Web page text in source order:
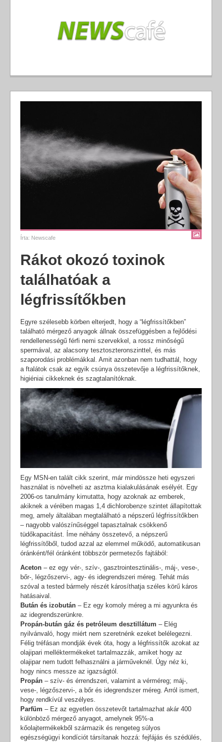
Írta: Newscafe
Rákot okozó toxinok
találhatóak a
légfrissítőkben
Egyre szélesebb körben elterjedt, hogy a “légfrissítőkben”
található mérgező anyagok állnak összefüggésben a fejlődési
rendellenességű férfi nemi szervekkel, a rossz minőségű
spermával, az alacsony tesztoszteronszinttel, és más
szaporodási problémákkal. Amit azonban nem tudhattál, hogy
a ftalátok csak az egyik csúnya összetevője a légfrissítőknek,
higiéniai cikkeknek és szagtalanítóknak.
Egy MSN-en talált cikk szerint, már mindössze heti egyszeri
használat is növelheti az asztma kialakulásának esélyét. Egy
2006-os tanulmány kimutatta, hogy azoknak az emberek,
akiknek a vérében magas 1,4 dichlorobenze szintet állapítottak
meg, amely általában megtalálható a népszerű légfrissítőkben
– nagyobb valószínűséggel tapasztalnak csökkenő
tüdőkapacitást. Íme néhány összetevő, a népszerű
légfrissítőből, tudod azzal az elemmel működő, automatikusan
óránként/fél óránként többször permetezős fajtából:
Aceton – ez egy vér-, szív-, gasztrointesztinális-, máj-, vese-,
bőr-, légzőszervi-, agy- és idegrendszeri méreg. Tehát más
szóval a tested bármely részét károsíthatja széles körű káros
hatásaival.
Bután és izobután – Ez egy komoly méreg a mi agyunkra és
az idegrendszerünkre.
Propán-bután gáz és petróleum desztillátum – Elég
nyilvánvaló, hogy miért nem szeretnénk ezeket belélegezni.
Félig tréfásan mondják évek óta, hogy a légfrissítők azokat az
olajipari melléktermékeket tartalmazzák, amiket hogy az
olajipar nem tudott felhasználni a járműveknél. Úgy néz ki,
hogy nincs messze az igazságtól.
Propán – szív- és érrendszeri, valamint a vérméreg; máj-,
vese-, légzőszervi-, a bőr és idegrendszer méreg. Arról ismert,
hogy rendkívül veszélyes.
Parfüm – Ez az egyetlen összetevőt tartalmazhat akár 400
különböző mérgező anyagot, amelynek 95%-a
kőolajtermékekből származik és rengeteg súlyos
egészségügyi kondíciót társítanak hozzá: fejfájás és szédülés,